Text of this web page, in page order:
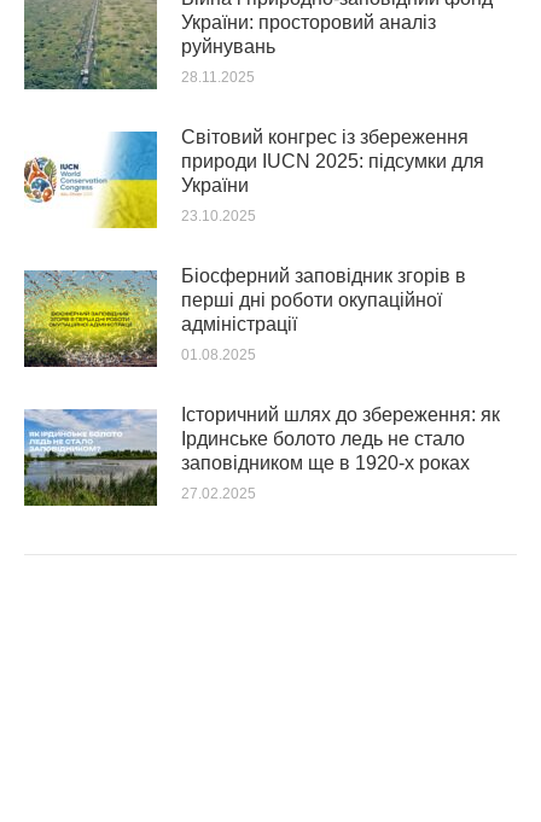
України: просторовий аналіз
руйнувань
28.11.2025
Світовий конгрес із збереження
природи IUCN 2025: підсумки для
України
23.10.2025
Біосферний заповідник згорів в
перші дні роботи окупаційної
адміністрації
01.08.2025
Історичний шлях до збереження: як
Ірдинське болото ледь не стало
заповідником ще в 1920-х роках
27.02.2025